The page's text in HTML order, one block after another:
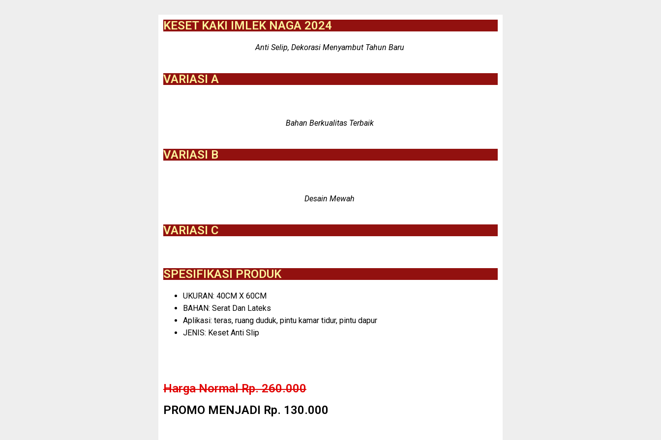
KESET KAKI IMLEK NAGA 2024
Anti Selip, Dekorasi Menyambut Tahun Baru
VARIASI A
Bahan Berkualitas Terbaik
VARIASI B
Desain Mewah
VARIASI C
SPESIFIKASI PRODUK
UKURAN: 40CM X 60CM
BAHAN: Serat Dan Lateks
Aplikasi: teras, ruang duduk, pintu kamar tidur, pintu dapur
JENIS: Keset Anti Slip
Harga Normal Rp. 260.000
PROMO MENJADI Rp. 130.000